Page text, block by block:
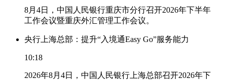
8月4日，中国人民银行重庆市分行召开2026年下半年
工作会议暨重庆外汇管理工作会议。
央行上海总部：提升“入境通Easy Go”服务能力
10:18
2026年8月4日，中国人民银行上海总部召开2026年下